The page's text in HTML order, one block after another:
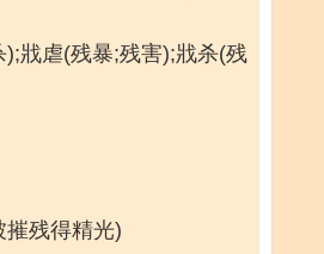
);戕虐(残暴;残害);戕杀(残
摧残得精光)